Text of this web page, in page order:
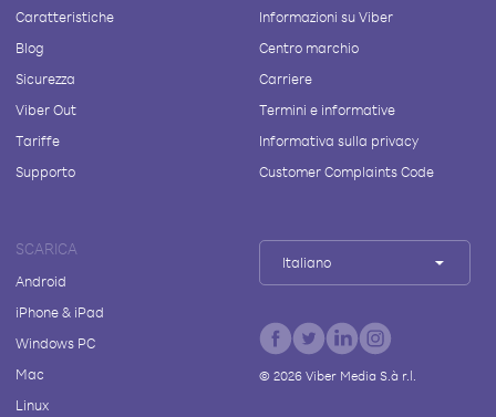
Caratteristiche
Blog
Sicurezza
Viber Out
Tariffe
Supporto
Informazioni su Viber
Centro marchio
Carriere
Termini e informative
Informativa sulla privacy
Customer Complaints Code
SCARICA
Android
iPhone & iPad
Windows PC
Mac
Linux
Italiano
© 2026Viber Media S.à r.l.